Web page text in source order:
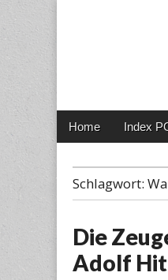
Main
Skip
Home Index
Schlagwort:
Die
Adolf